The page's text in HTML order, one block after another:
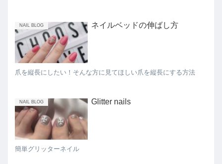
NAIL BLOG ネイルベッドの伸ばし方
爪を縦長にしたい！そんな方に見てほしい爪を縦長にする方法
NAIL BLOG Glitter nails
簡単グリッターネイル